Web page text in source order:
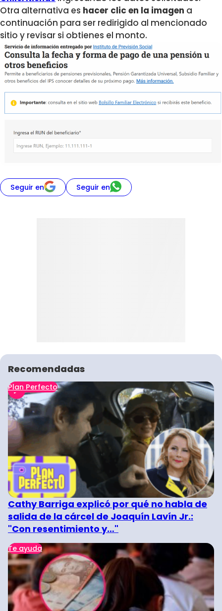
Otra alternativa es hacer clic en la imagen a
continuación para ser redirigido al mencionado
sitio y revisar si obtienes el monto.
Seguir en Seguir en
Recomendadas
Plan Perfecto
Cathy Barriga explicó por qué no habla de
salida de la cárcel de Joaquín Lavín Jr.:
"Con resentimiento y…"
Te ayuda